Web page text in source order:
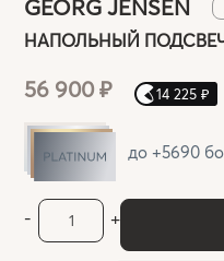
GEORG JENSEN
НАПОЛЬНЫЙ
56 900 ₽ 14 225 ₽
до +5690
- +